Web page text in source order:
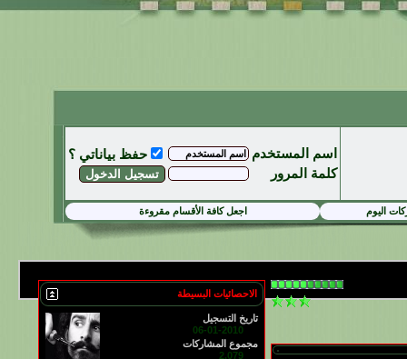
اسم المستخدم
حفظ بياناتي ؟
كلمة المرور
اليوم اجعل كافة الأقسام مقروءة
الاحصائيات البسيطة
تاريخ التسجيل
06-01-2010
مجموع المشاركات
2,079